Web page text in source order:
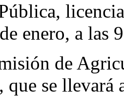
enero, a las
de
que se llevará